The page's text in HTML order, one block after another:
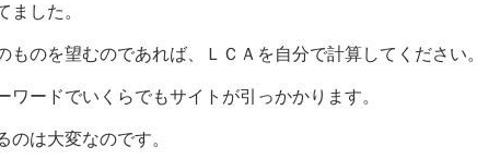
ました。
ものを望むのであれば、ＬＣＡを自分で計算してください。
ワードでいくらでもサイトが引っかかります。
のは大変なのです。